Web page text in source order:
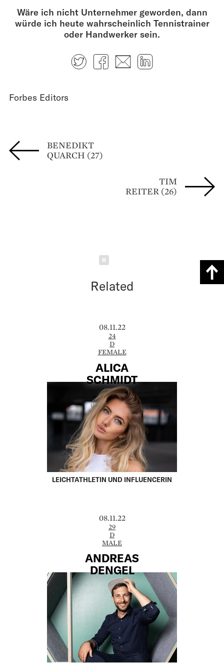
Wäre ich nicht Unternehmer geworden, dann
würde ich heute wahrscheinlich Tennistrainer
oder Handwerker sein.
TwitterFacebook
E-mail
Forbes Editors
BENEDIKT
QUARCH (27)
TIM
REITER (26)
Related
08.11.22
24
D
FEMALE
ALICA
SCHMIDT
LEICHTATHLETIN UND INFLUENCERIN
08.11.22
29
D
MALE
ANDREAS
DENGEL